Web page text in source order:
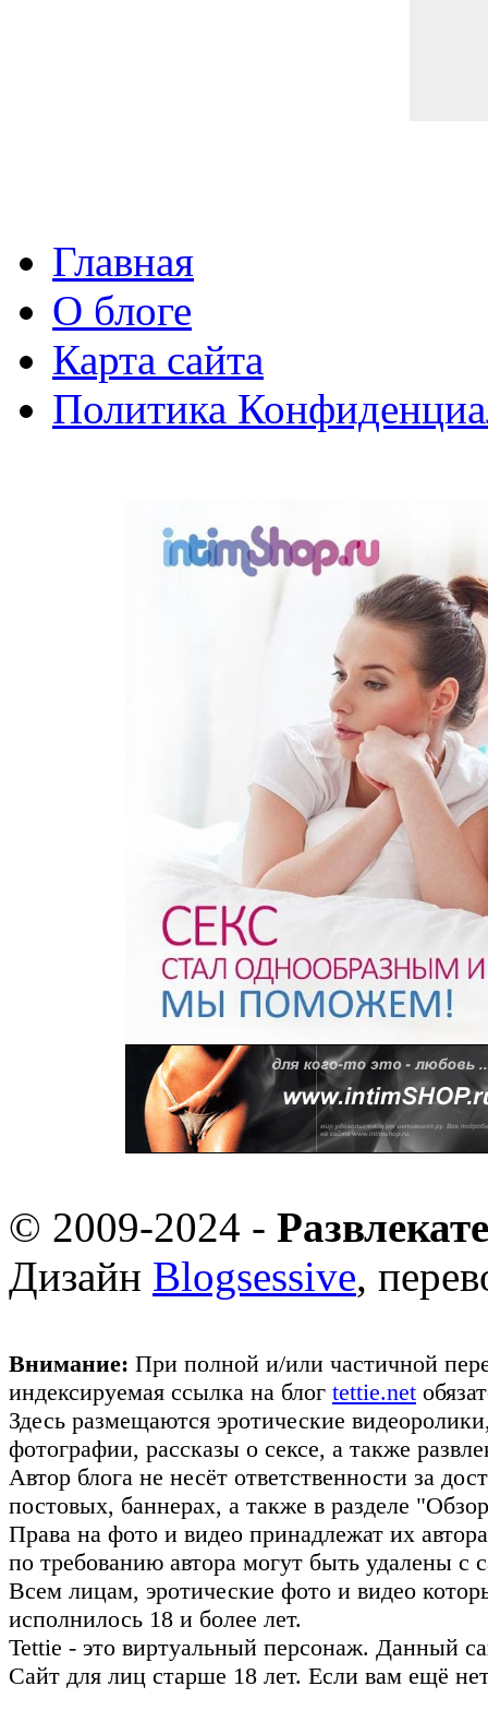
Главная
О блоге
Карта сайта
Политика
© 2009-2024 -
Дизайн Blogsessive,
Внимание: При полной и/или частичной
индексируемая ссылка на блог tettie.net
Здесь размещаются эротические
фотографии, рассказы о сексе, а также
Автор блога не несёт ответственности за
постовых, баннерах, а также в разделе
Права на фото и видео принадлежат их
по требованию автора могут быть удалены с
Всем лицам, эротические фото и видео
исполнилось 18 и более лет.
Tettie - это виртуальный персонаж. Данный
Сайт для лиц старше 18 лет. Если вам ещё